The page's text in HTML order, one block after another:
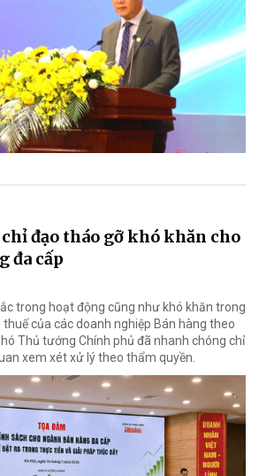
đạo tháo gỡ khó khăn cho
đa cấp
trong hoạt động cũng như khó khăn trong
của các doanh nghiệp Bán hàng theo
Thủ tướng Chính phủ đã nhanh chóng chỉ
xem xét xử lý theo thẩm quyền.